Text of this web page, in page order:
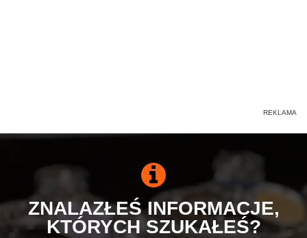
ZNALAZŁEŚ INFORMACJE,
KTÓRYCH SZUKAŁEŚ?